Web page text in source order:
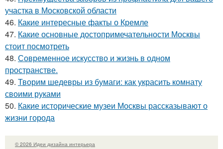
участка в Московской области
46. Какие интересные факты о Кремле
47. Какие основные достопримечательности Москвы
стоит посмотреть
48. Современное искусство и жизнь в одном
пространстве.
49. Творим шедевры из бумаги: как украсить комнату
своими руками
50. Какие исторические музеи Москвы рассказывают о
жизни города
© 2026 Идеи дизайна интерьера